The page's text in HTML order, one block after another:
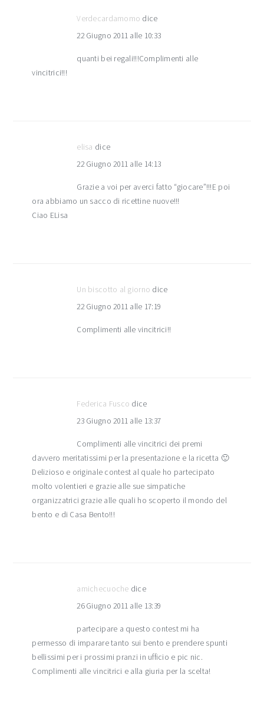
Verdecardamomo dice
22 Giugno 2011 alle 10:33
quanti bei regali!!!Complimenti alle
vincitrici!!!
elisa dice
22 Giugno 2011 alle 14:13
Grazie a voi per averci fatto “giocare”!!!E poi
ora abbiamo un sacco di ricettine nuove!!!
Ciao ELisa
Un biscotto al giorno dice
22 Giugno 2011 alle 17:19
Complimenti alle vincitrici!!
Federica Fusco dice
23 Giugno 2011 alle 13:37
Complimenti alle vincitrici dei premi
davvero meritatissimi per la presentazione e la ricetta 🙂
Delizioso e originale contest al quale ho partecipato
molto volentieri e grazie alle sue simpatiche
organizzatrici grazie alle quali ho scoperto il mondo del
bento e di Casa Bento!!!
amichecuoche dice
26 Giugno 2011 alle 13:39
partecipare a questo contest mi ha
permesso di imparare tanto sui bento e prendere spunti
bellissimi per i prossimi pranzi in ufficio e pic nic.
Complimenti alle vincitrici e alla giuria per la scelta!